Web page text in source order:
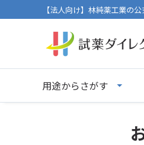
【法人向け】林純薬工業の
用途からさがす